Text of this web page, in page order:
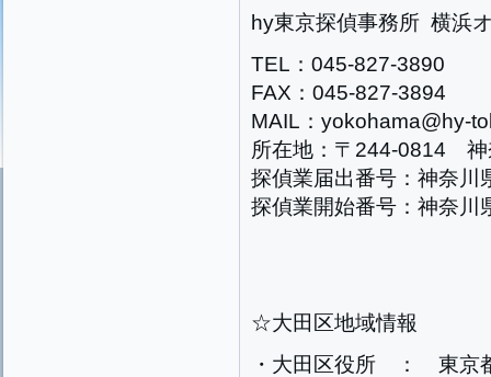
hy東京探偵事務所 横浜
TEL：045-827-3890
FAX：045-827-3894
MAIL：yokohama@hy-
所在地：〒244-0814 神
探偵業届出番号：神奈
探偵業開始番号：神奈
☆大田区地域情報
・大田区役所 ： 東京